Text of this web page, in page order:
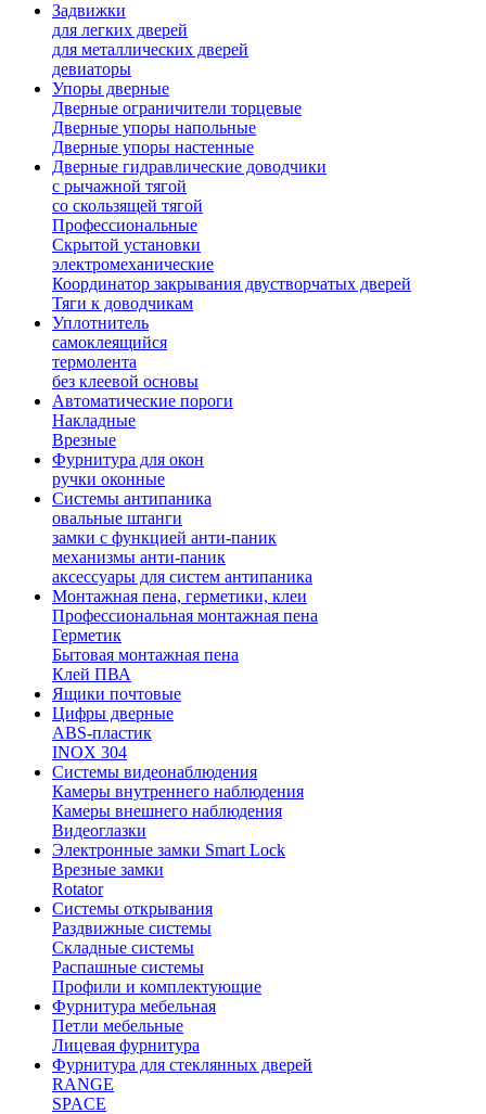
Задвижки
для легких дверей
для металлических дверей
девиаторы
Упоры дверные
Дверные ограничители торцевые
Дверные упоры напольные
Дверные упоры настенные
Дверные гидравлические доводчики
с рычажной тягой
со скользящей тягой
Профессиональные
Скрытой установки
электромеханические
Координатор закрывания двустворчатых дверей
Тяги к доводчикам
Уплотнитель
самоклеящийся
термолента
без клеевой основы
Автоматические пороги
Накладные
Врезные
Фурнитура для окон
ручки оконные
Системы антипаника
овальные штанги
замки с функцией анти-паник
механизмы анти-паник
аксессуары для систем антипаника
Монтажная пена, герметики, клеи
Профессиональная монтажная пена
Герметик
Бытовая монтажная пена
Клей ПВА
Ящики почтовые
Цифры дверные
ABS-пластик
INOX 304
Системы видеонаблюдения
Камеры внутреннего наблюдения
Камеры внешнего наблюдения
Видеоглазки
Электронные замки Smart Lock
Врезные замки
Rotator
Системы открывания
Раздвижные системы
Складные системы
Распашные системы
Профили и комплектующие
Фурнитура мебельная
Петли мебельные
Лицевая фурнитура
Фурнитура для стеклянных дверей
RANGE
SPACE